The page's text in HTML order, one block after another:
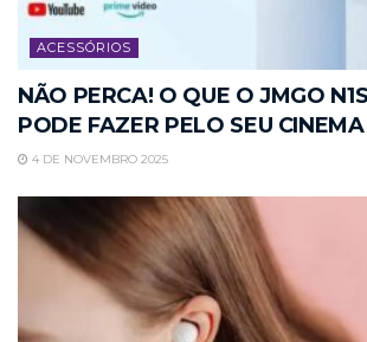
ACESSÓRIOS
NÃO PERCA! O QUE O JMGO
PODE FAZER PELO SEU
4 DE NOVEMBRO 2025